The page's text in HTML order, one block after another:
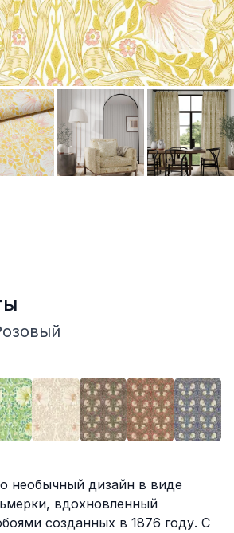
необычный дизайн в виде
вдохновленный
созданных в 1876 году. С